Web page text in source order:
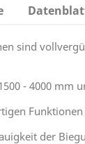
sind
- 4000 mm
der